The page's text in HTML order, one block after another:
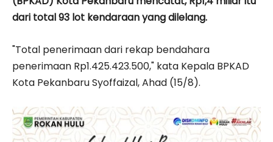
dari total 93 lot kendaraan yang dilelang.
"Total penerimaan dari rekap bendahara
penerimaan Rp1.425.423.500," kata Kepala BPKAD
Kota Pekanbaru Syoffaizal, Ahad (15/8).